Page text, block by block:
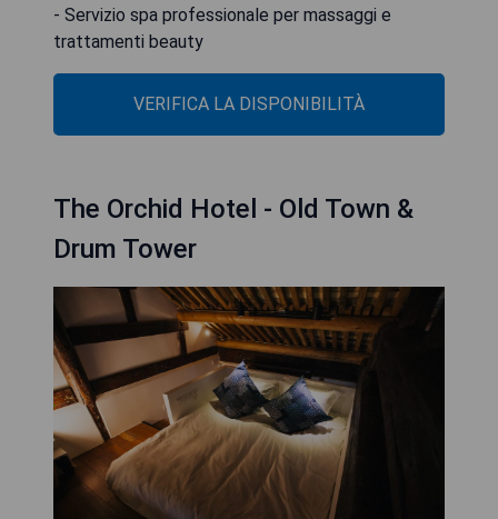
- Servizio spa professionale per massaggi e
trattamenti beauty
VERIFICA LA DISPONIBILITÀ
The Orchid Hotel - Old Town &
Drum Tower